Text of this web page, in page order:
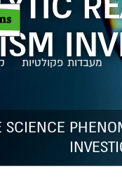
מעבדות פקולטיות
SCIENCE